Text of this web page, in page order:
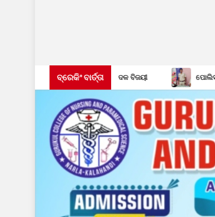
ବ୍ରେକିଂ ବାର୍ତ୍ତା
ଓ ସିପାଞ୍ଜିରୀ ଦଳ ବିଜୟୀ ପୋଲିସ ପକ୍ଷରୁ ଅଭିଯୁକ୍ତଙ୍କ